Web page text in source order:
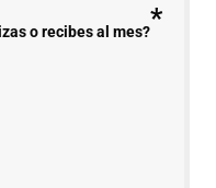
o recibes al mes?*